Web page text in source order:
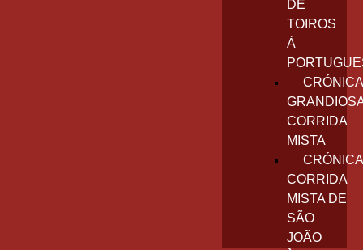
DE
TOIROS
À
CRÓNICA
CORRIDA
MISTA
CRÓNICA
CORRIDA
MISTA DE
SÃO
JOÃO